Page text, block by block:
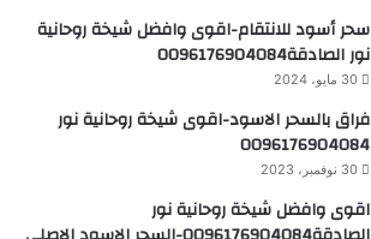
سحر أسود للانتقام-اقوى وافضل شيخة روحانية
نور الصادقة0096176904084
30 مايو، 2024
فراق بالسحر الاسود-اقوى شيخة روحانية نور
0096176904084
30 نوفمبر، 2023
اقوى وافضل شيخة روحانية نور